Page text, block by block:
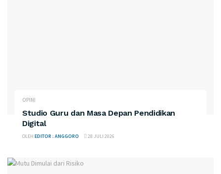
OPINI
Studio Guru dan Masa Depan Pendidikan
Digital
OLEH EDITOR : ANGGORO 28 JULI 2026